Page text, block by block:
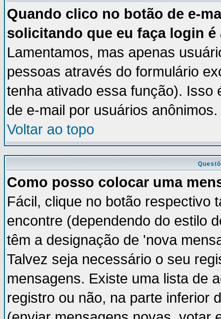
Quando clico no botão de e-
solicitando que eu faça login é
Lamentamos, mas apenas
pessoas através do formulário
tenha ativado essa função). Isso
de e-mail por usuários anônimos.
Voltar ao topo
Como posso colocar uma
Fácil, clique no botão respectivo
encontre (dependendo do estilo
têm a designação de 'nova
Talvez seja necessário o seu
mensagens. Existe uma lista de
registro ou não, na parte inferior